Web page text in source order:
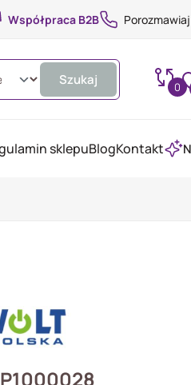
Współpraca B2B
Szukaj 0
sklepuBlogKontakt